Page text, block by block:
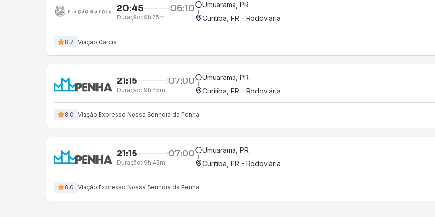
20:45 06:10
Duração: 9h 25m
Umuarama, PR
Curitiba, PR - Rodoviária
8,7 Viação Garcia
21:15 07:00
Duração: 9h 45m
Umuarama, PR
Curitiba, PR - Rodoviária
8,0 Viação Expresso Nossa Senhora da Penha
21:15 07:00
Duração: 9h 45m
Umuarama, PR
Curitiba, PR - Rodoviária
8,0 Viação Expresso Nossa Senhora da Penha